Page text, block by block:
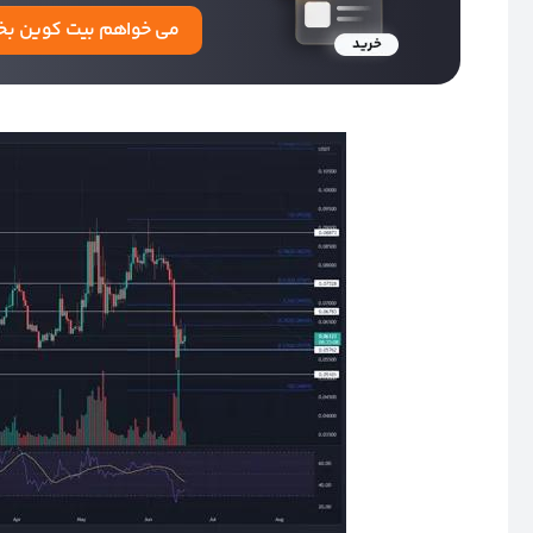
می خواهم بیت کوین